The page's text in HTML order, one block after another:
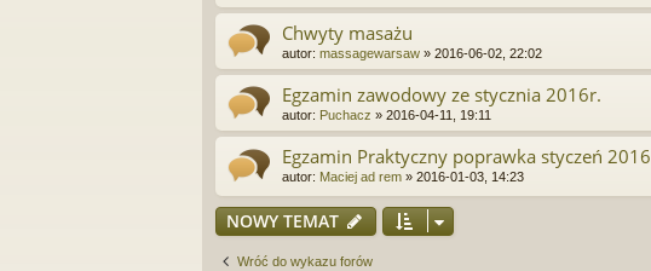
Chwyty masażu
autor: massagewarsaw » 2016-06-02, 22:02
Egzamin zawodowy ze stycznia 2016r.
autor: Puchacz » 2016-04-11, 19:11
Egzamin Praktyczny poprawka styczeń 2016
autor: Maciej ad rem » 2016-01-03, 14:23
NOWY TEMAT
Wróć do wykazu forów